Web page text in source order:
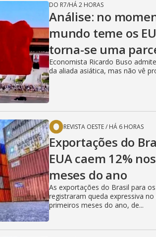
DO R7/HÁ 2 HORAS
Análise: no
mundo teme os
torna-se uma
Economista Ricardo Buso
da aliada asiática, mas não vê
REVISTA OESTE/ HÁ 6 HORAS
Exportações do
EUA caem 12%
meses do ano
As exportações do Brasil para
registraram queda expressiva
primeiros meses do ano, de...